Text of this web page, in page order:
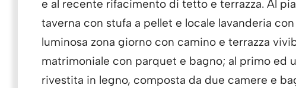
e al recente rifacimento di tetto e terrazza. Al
taverna con stufa a pellet e locale lavanderia
luminosa zona giorno con camino e terrazza
matrimoniale con parquet e bagno; al primo ed
rivestita in legno, composta da due camere e